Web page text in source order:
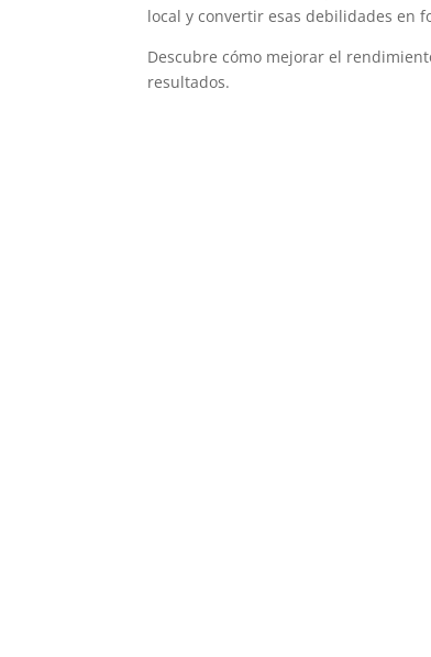
local y convertir esas debilidades en
Descubre cómo mejorar el
resultados.